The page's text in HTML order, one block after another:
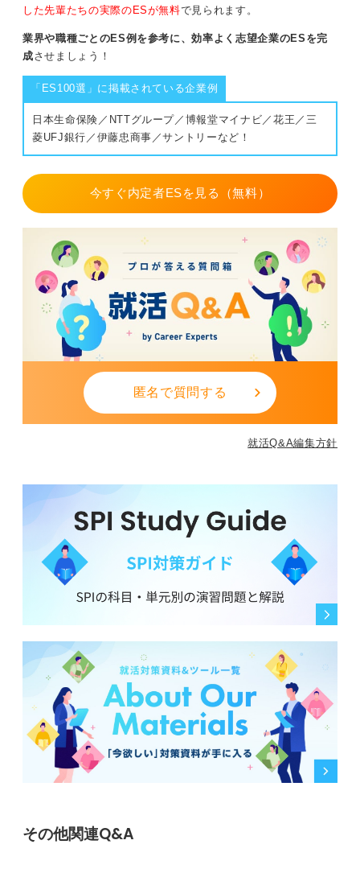
した先輩たちの実際のESが無料で見られます。
業界や職種ごとのES例を参考に、効率よく志望企業のESを完
成させましょう！
「ES100選」に掲載されている企業例
日本生命保険／NTTグループ／博報堂マイナビ／花王／三
菱UFJ銀行／伊藤忠商事／サントリーなど！
今すぐ内定者ESを見る（無料）
匿名で質問する
就活Q&A編集方針
その他関連Q&A